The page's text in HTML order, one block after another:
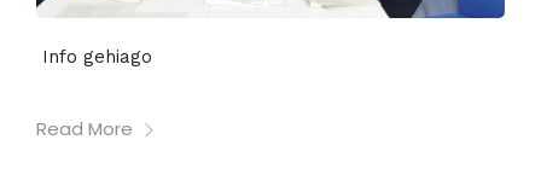
Info gehiago
Read More